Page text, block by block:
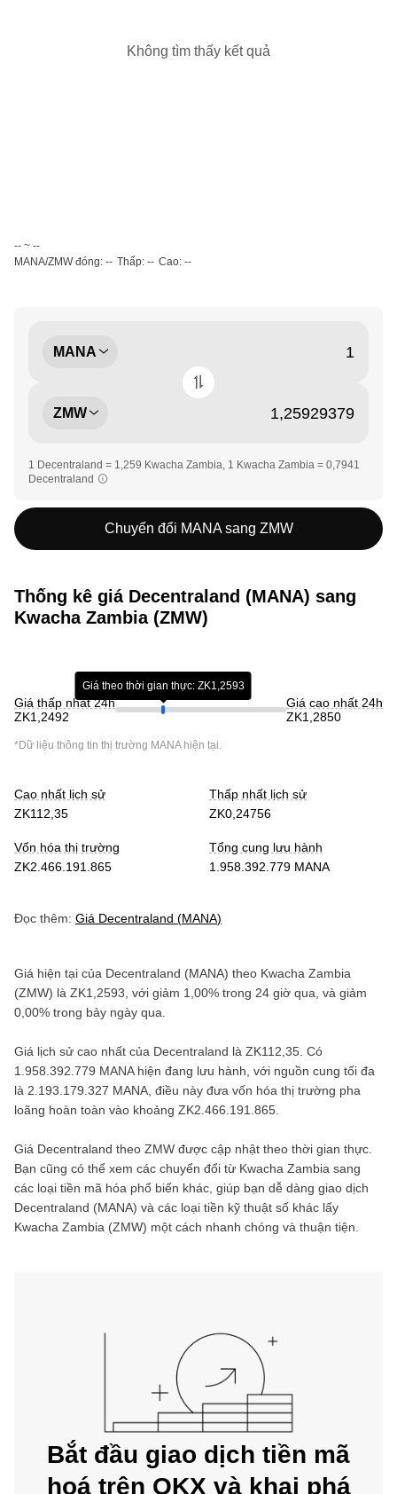
Không tìm thấy kết quả
-- ~ --
MANA/ZMW đóng: -- Thấp: -- Cao: --
MANA
ZMW
1 Decentraland = 1,259 Kwacha Zambia, 1 Kwacha Zambia = 0,7941
Decentraland
Chuyển đổi MANA sang ZMW
Thống kê giá Decentraland (MANA) sang
Kwacha Zambia (ZMW)
Giá thấp nhất 24h
ZK1,2492
Giá theo thời gian thực: ZK1,2593
Giá cao nhất 24h
ZK1,2850
*Dữ liệu thông tin thị trường MANAhiện tại.
Cao nhất lịch sử
ZK112,35
Thấp nhất lịch sử
ZK0,24756
Vốn hóa thị trường
ZK2.466.191.865
Tổng cung lưu hành
1.958.392.779 MANA
Đọc thêm: Giá Decentraland (MANA)
Giá hiện tại của Decentraland (MANA) theo Kwacha Zambia
(ZMW) là ZK1,2593 , với giảm 1,00% trong 24 giờ qua, và giảm
0,00% trong bảy ngày qua.
Giá lịch sử cao nhất của Decentraland là ZK112,35 . Có
1.958.392.779 MANAhiện đang lưu hành, với nguồn cung tối đa
là 2.193.179.327 MANA , điều này đưa vốn hóa thị trường pha
loãng hoàn toàn vào khoảng ZK2.466.191.865
Giá Decentraland theo ZMW được cập nhật theo thời gian thực.
Bạn cũng có thể xem các chuyển đổi từ Kwacha Zambia sang
các loại tiền mã hóa phổ biến khác, giúp bạn dễ dàng giao dịch
Decentraland (MANA) và các loại tiền kỹ thuật số khác lấy
Kwacha Zambia (ZMW) một cách nhanh chóng và thuận tiện.
Bắt đầu giao dịch tiền mã
hoá trên OKX và khai phá